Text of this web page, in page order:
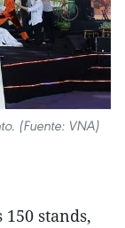
(Fuente: VNA)
stands,